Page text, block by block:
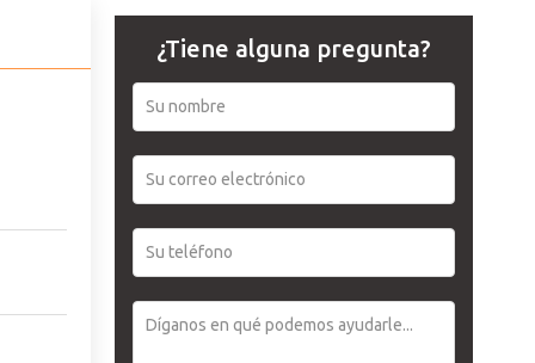
¿Tiene alguna pregunta?